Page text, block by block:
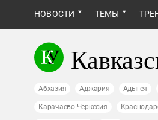
НОВОСТИ ТЕМЫ
Абхазия Аджария Адыгея
Карачаево-Черкесия